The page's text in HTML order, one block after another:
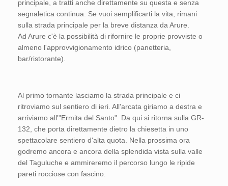
principale, a tratti anche direttamente su questa e senza
segnaletica continua. Se vuoi semplificarti la vita, rimani
sulla strada principale per la breve distanza da Arure.
Ad Arure c'è la possibilità di rifornire le proprie provviste o
almeno l'approvvigionamento idrico (panetteria,
bar/ristorante).
Al primo tornante lasciamo la strada principale e ci
ritroviamo sul sentiero di ieri. All'arcata giriamo a destra e
arriviamo all'"Ermita del Santo". Da qui si ritorna sulla GR-
132, che porta direttamente dietro la chiesetta in uno
spettacolare sentiero d'alta quota. Nella prossima ora
godremo ancora e ancora della splendida vista sulla valle
del Taguluche e ammireremo il percorso lungo le ripide
pareti rocciose con fascino.